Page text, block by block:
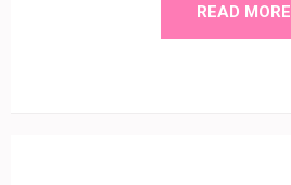
READ MORE